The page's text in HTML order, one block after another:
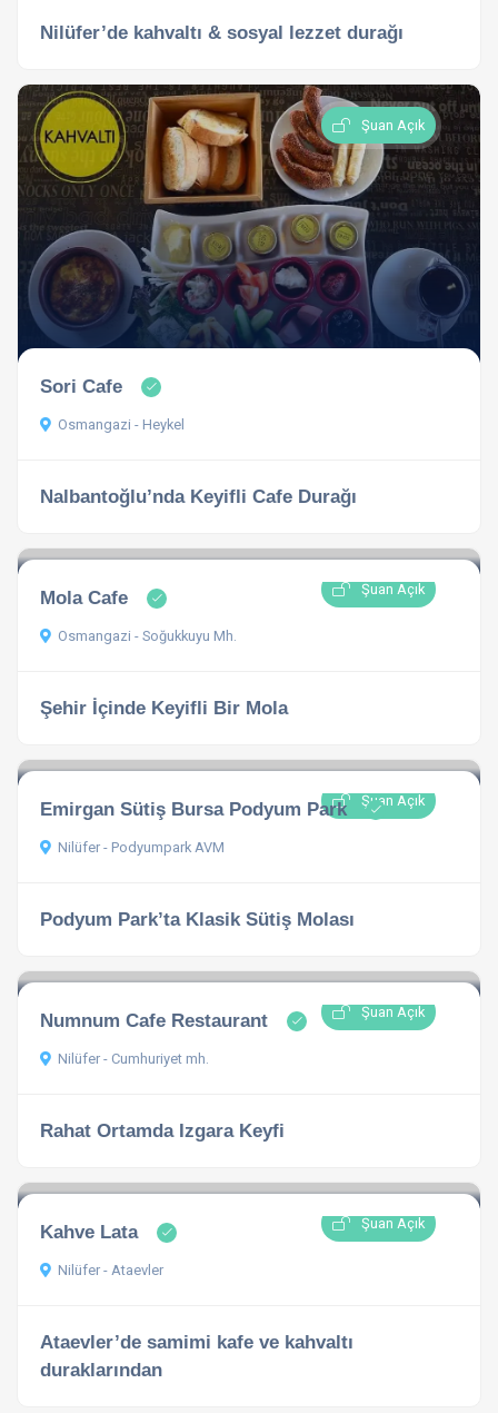
Nilüfer’de kahvaltı & sosyal lezzet durağı
Şuan Açık
Sori Cafe
Osmangazi - Heykel
Nalbantoğlu’nda Keyifli Cafe Durağı
Şuan Açık
Mola Cafe
Osmangazi - Soğukkuyu Mh.
Şehir İçinde Keyifli Bir Mola
Şuan Açık
Emirgan Sütiş Bursa Podyum Park
Nilüfer - Podyumpark AVM
Podyum Park’ta Klasik Sütiş Molası
Şuan Açık
Numnum Cafe Restaurant
Nilüfer - Cumhuriyet mh.
Rahat Ortamda Izgara Keyfi
Şuan Açık
Kahve Lata
Nilüfer - Ataevler
Ataevler’de samimi kafe ve kahvaltı
duraklarından